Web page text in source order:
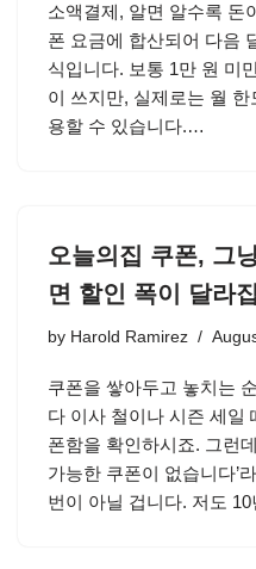
소액결제, 알면 알수록 돈
폰 요금에 합산되어 다음
식입니다. 보통 1만 원 미
이 쓰지만, 실제로는 월
용할 수 있습니다.…
오늘의집 쿠폰, 그
면 할인 폭이 달라
by Harold Ramirez
쿠폰을 쌓아두고 놓치는
다 이사 철이나 시즌 세일
폰함을 확인하시죠. 그런
가능한 쿠폰이 없습니다’
번이 아닐 겁니다. 저도